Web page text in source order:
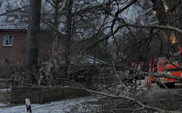
Previous